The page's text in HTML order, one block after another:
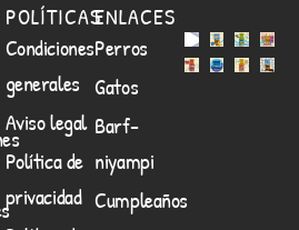
POLÍTICAS
Condiciones
generales
Aviso legal
Política de
privacidad
ENLACES
Perros
Gatos
Barf-
niyampi
Cumpleaños